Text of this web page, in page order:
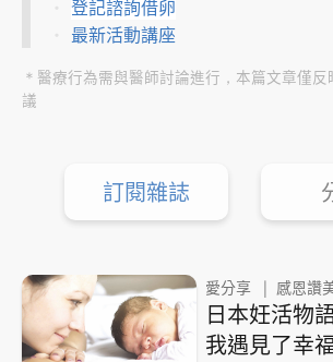
登記諮詢借卵
最新活動講座
＊醫療行為需與醫師討論進行，本篇文章僅
議
訂閱雜誌
愛分享 感恩讚
日本妊活物
我遇見了幸